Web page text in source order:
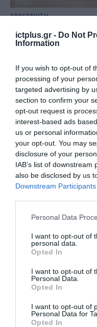
ictplus.gr - Do Not
Information
If you wish to opt-out of
processing of your
targeted advertising by
section to confirm your
opt-out request is
interest-based ads
us or personal
your opt-out. You may
disclosure of your
IAB’s list of
also be disclosed by us
Downstream Participants
Please note that this
not limited to your visit
grant or deny consent
use your data for below
consent section.
Personal Data
I want to opt-out of
personal data.
Opted In
I want to opt-out of
Personal Data.
Opted In
I want to opt-out of
Personal Data for
Opted In
ΚΥΒΕΡΝΗΣΗ
Υπεγράφη η
Ωνάσεια
20.01.2025
ΕΚΠΑΙΔΕΥΣΗ - ΚΑΤΑΡΤΙΣΗ
Δράση
Μαθημάτων